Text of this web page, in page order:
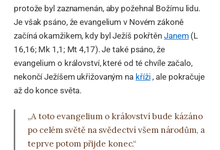
protože byl zaznamenán, aby požehnal Božímu lidu.
Je však psáno, že evangelium v ​​Novém zákoně
začíná okamžikem, kdy byl Ježíš pokřtěn Janem (L
16,16; Mk 1,1; Mt 4,17). Je také psáno, že
evangelium o království, které od té chvíle začalo,
nekončí Ježíšem ukřižovaným na kříži , ale pokračuje
až do konce světa.
„A toto evangelium o království bude kázáno
po celém světě na svědectví všem národům, a
teprve potom přijde konec.“